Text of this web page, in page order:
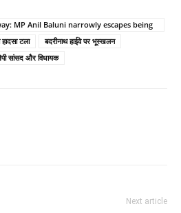
MP Anil Baluni narrowly escapes being
हादसा टला
बदरीनाथ हाईवे पर भूस्खलन
सांसद और विधायक
Next article